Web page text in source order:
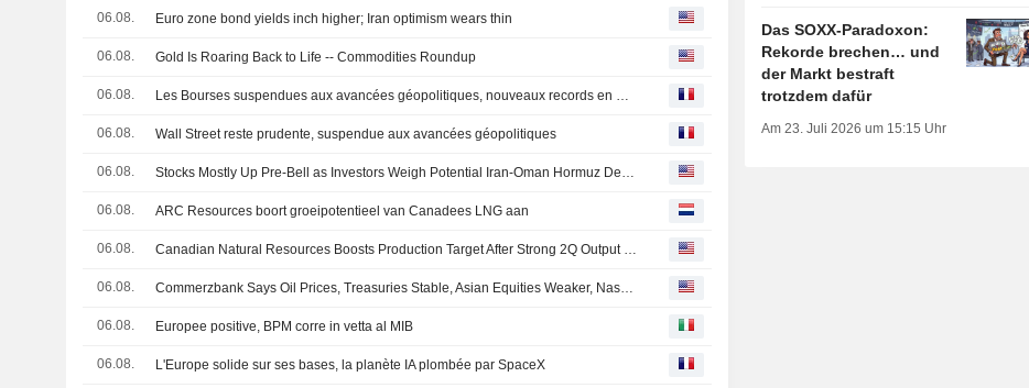
06.08. Euro zone bond yields inch higher; Iran optimism wears thin
06.08. Gold Is Roaring Back to Life -- Commodities Roundup
06.08. Les Bourses suspendues aux avancées géopolitiques, nouveaux records en Europe
06.08. Wall Street reste prudente, suspendue aux avancées géopolitiques
06.08. Stocks Mostly Up Pre-Bell as Investors Weigh Potential Iran-Oman Hormuz Deal, Await More Earnings
06.08. ARC Resources boort groeipotentieel van Canadees LNG aan
06.08. Canadian Natural Resources Boosts Production Target After Strong 2Q Output Helped Boost Earnings
06.08. Commerzbank Says Oil Prices, Treasuries Stable, Asian Equities Weaker, Nasdaq Futures Lower
06.08. Europee positive, BPM corre in vetta al MIB
06.08. L'Europe solide sur ses bases, la planète IA plombée par SpaceX
Das SOXX-Paradoxon:
Rekorde brechen… und
der Markt bestraft
trotzdem dafür
Am 23. Juli 2026 um 15:15 Uhr